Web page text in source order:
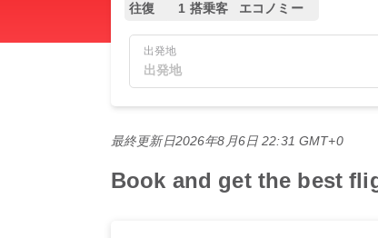
往復 1 搭乗客 エコノミー
出発地
最終更新日2026年8月6日 22:31 GMT+0
Book and get the best